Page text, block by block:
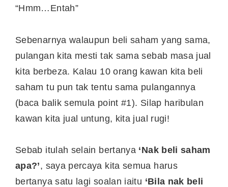
“Hmm…Entah”
Sebenarnya walaupun beli saham yang sama,
pulangan kita mesti tak sama sebab masa jual
kita berbeza. Kalau 10 orang kawan kita beli
saham tu pun tak tentu sama pulangannya
(baca balik semula point #1). Silap haribulan
kawan kita jual untung, kita jual rugi!
Sebab itulah selain bertanya ‘Nak beli saham
apa?’, saya percaya kita semua harus
bertanya satu lagi soalan iaitu ‘Bila nak beli